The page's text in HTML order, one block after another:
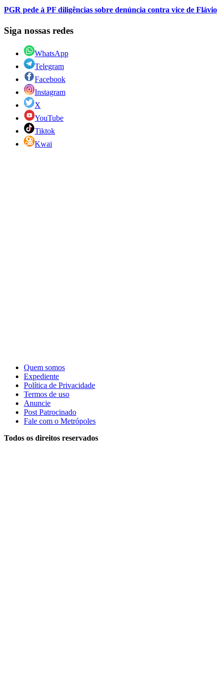
PGR pede à PF diligências sobre denúncia contra vice de Flávio
Siga nossas redes
WhatsApp
Telegram
Facebook
Instagram
X
YouTube
Tiktok
Kwai
Quem somos
Expediente
Política de Privacidade
Termos de uso
Anuncie
Post Patrocinado
Fale com o Metrópoles
Todos os direitos reservados